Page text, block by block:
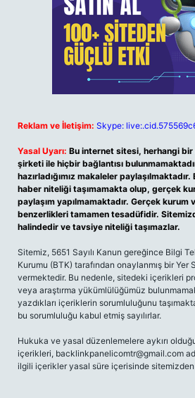
Reklam ve İletişim: Skype:
Yasal Uyarı: Bu internet sitesi, herhangi bir
şirketi ile hiçbir bağlantısı
hazırladığımız makaleler
haber niteliği taşımamakta olup, gerçek
paylaşım yapılmamaktadır. Gerçek kurum
benzerlikleri tamamen tesadüfidir.
halindedir ve tavsiye niteliği taşımazlar.
Sitemiz, 5651 Sayılı Kanun gereğince Bilgi
Kurumu (BTK) tarafından onaylanmış bir Yer
vermektedir. Bu nedenle, sitedeki içerikleri
veya araştırma yükümlülüğümüz
yazdıkları içeriklerin sorumluluğunu
bu sorumluluğu kabul etmiş sayılırlar.
Hukuka ve yasal düzenlemelere aykırı
içerikleri, backlinkpanelicomtr@gmail.com
ilgili içerikler yasal süre içerisinde sitemizden